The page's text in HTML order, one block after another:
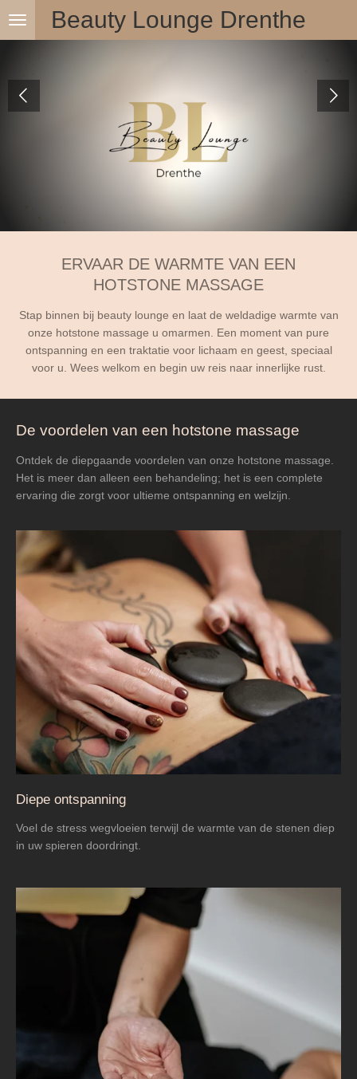
Ga
hoofdinhoud
Beauty Lounge Drenthe
ERVAAR DE WARMTE VAN EEN
HOTSTONE MASSAGE
Stap binnen bij beauty lounge en laat de weldadige warmte van
onze hotstone massage u omarmen. Een moment van pure
ontspanning en een traktatie voor lichaam en geest, speciaal
voor u. Wees welkom en begin uw reis naar innerlijke rust.
De voordelen van een hotstone massage
Ontdek de diepgaande voordelen van onze hotstone massage.
Het is meer dan alleen een behandeling; het is een complete
ervaring die zorgt voor ultieme ontspanning en welzijn.
Diepe ontspanning
Voel de stress wegvloeien terwijl de warmte van de stenen diep
in uw spieren doordringt.